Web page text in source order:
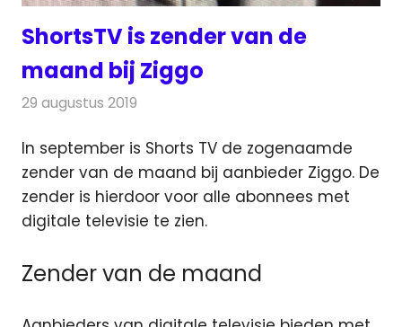
ShortsTV is zender van de
maand bij Ziggo
29 augustus 2019
In september is Shorts TV de zogenaamde
zender van de maand bij aanbieder Ziggo. De
zender is hierdoor voor alle abonnees met
digitale televisie te zien.
Zender van de maand